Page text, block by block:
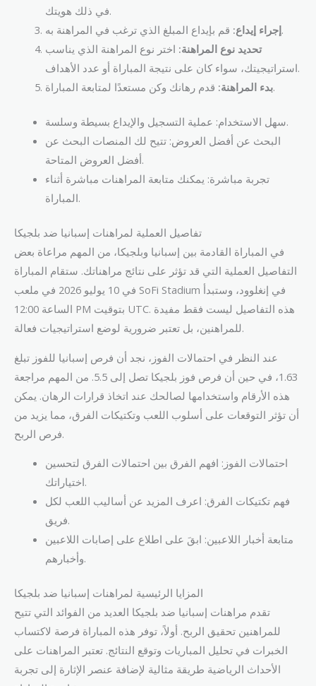
في ذلك هويتك.
إجراء إيداع:قم بإيداع المبلغ الذي ترغب في المراهنة به.
تحديد نوع المراهنة: اختر نوع المراهنة الذي يناسب
استراتيجيتك، سواء كان على نتيجة المباراة أو عدد الأهداف.
بدء المراهنة:قدم رهانك وكن مستعدًا لمتابعة المباراة.
سهل الاستخدام: عملية التسجيل والإيداع بسيطة وسلسة.
البحث عن أفضل العروض: تتيح لك المنصات البحث عن
أفضل العروض المتاحة.
تجربة مباشرة: يمكنك متابعة المراهنات مباشرة أثناء
المباراة.
تفاصيل العملية لمراهنات إسبانيا ضد بلجيكا
في المباراة القادمة بين إسبانيا وبلجيكا، من المهم مراعاة بعض
التفاصيل العملية التي قد تؤثر على نتائج مراهناتك. ستقام المباراة
في 10 يوليو 2026 في ملعب SoFi Stadium في إنغلوود، وستبدأ
الساعة 12:00 PM بتوقيت UTC. هذه التفاصيل ليست فقط مفيدة
للمراهنين، بل تعتبر ضرورية لوضع استراتيجيات فعالة.
عند النظر في احتمالات الفوز، نجد أن فرص إسبانيا للفوز تبلغ
1.63، في حين أن فرص فوز بلجيكا تصل إلى 5.5. من المهم مراجعة
هذه الأرقام واستخدامها لصالحك عند اتخاذ قرارات الرهان. يمكن
أن تؤثر التوقعات على أسلوب اللعب وتكتيكات الفرق، مما يزيد من
فرص الربح.
احتمالات الفوز: افهم الفرق بين احتمالات الفرق لتحسين
اختياراتك.
فهم تكتيكات الفرق: اعرف المزيد عن أساليب اللعب لكل
فريق.
متابعة أخبار اللاعبين: ابقَ على اطلاع على إصابات اللاعبين
وأخبارهم.
المزايا الرئيسية لمراهنات إسبانيا ضد بلجيكا
تقدم مراهنات إسبانيا ضد بلجيكا العديد من الفوائد التي تتيح
للمراهنين تحقيق الربح. أولاً، توفر هذه المباراة فرصة لاكتساب
الخبرات في تحليل المباريات وتوقع النتائج. تعتبر المراهنات على
الأحداث الرياضية طريقة مثالية لإضافة عنصر الإثارة إلى تجربة